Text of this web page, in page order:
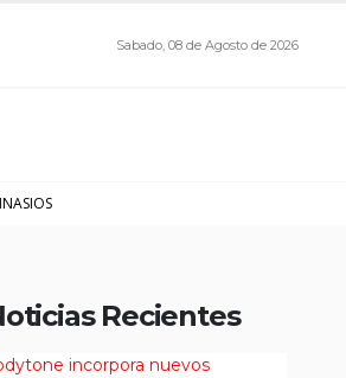
Sabado, 08 de Agosto de 2026
Recientes